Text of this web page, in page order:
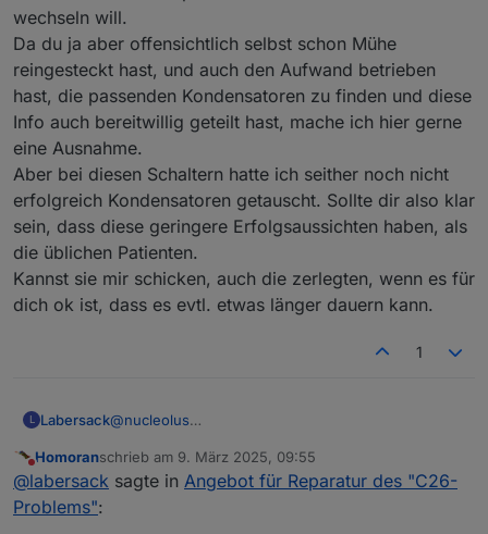
@ labersacksagte in
"C26-Problems"
:
Leider kenne ich diese Geräte nicht, ..., muss
wechseln will.
Da du ja aber offensichtlich selbst schon Mühe
reingesteckt hast, und auch den Aufwand betrieben
hast, die passenden Kondensatoren zu finden und diese
Info auch bereitwillig geteilt hast, mache ich hier gerne
eine Ausnahme.
Aber bei diesen Schaltern hatte ich seither noch nicht
erfolgreich Kondensatoren getauscht. Sollte dir also klar
sein, dass diese geringere Erfolgsaussichten haben, als
die üblichen Patienten.
Kannst sie mir schicken, auch die zerlegten, wenn es für
dich ok ist, dass es evtl. etwas länger dauern kann.
1
L Labersack@nucleolus
zuerst von Wired-Geräten die Rede ist.
Das sind dann die, wo ich im OP geschrieben habe,
Nicht stören
Homoranschrieb am 9. März 2025, 09:55
zuletzt editiert von
@labersack sagte in Angebot für Reparatur des "C26-
Problems":